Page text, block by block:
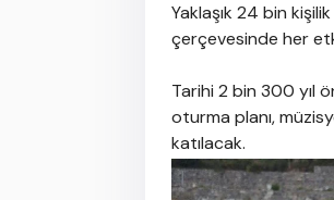
Yaklaşık 24 bin
çerçevesinde her
Tarihi 2 bin 300 yıl
oturma planı,
katılacak.